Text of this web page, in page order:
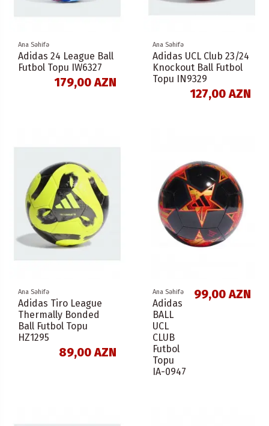
Ana Səhifə
Adidas 24 League Ball
Futbol Topu IW6327
179,00 AZN
Ana Səhifə
Adidas UCL Club 23/24
Knockout Ball Futbol
Topu IN9329
127,00 AZN
Ana Səhifə
Adidas Tiro League
Thermally Bonded
Ball Futbol Topu
HZ1295
89,00 AZN
Ana Səhifə
Adidas
BALL
UCL
CLUB
Futbol
Topu
IA-0947
99,00 AZN